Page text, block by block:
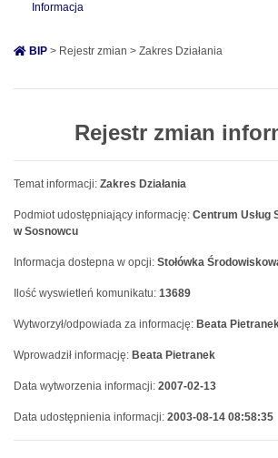
Informacja
BIP > Rejestr zmian > Zakres Działania
Rejestr zmian
Temat informacji: Zakres Działania
Podmiot udostępniający informację: Centrum Usług
w Sosnowcu
Informacja dostepna w opcji: Stołówka
Ilość wyswietleń komunikatu: 13689
Wytworzył/odpowiada za informację: Beata
Wprowadził informację: Beata Pietranek
Data wytworzenia informacji: 2007-02-13
Data udostępnienia informacji: 2003-08-14 08:58:35